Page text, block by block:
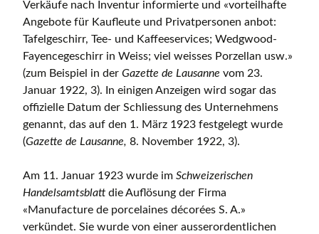
Verkäufe nach Inventur informierte und «vorteilhafte
Angebote für Kaufleute und Privatpersonen anbot:
Tafelgeschirr, Tee- und Kaffeeservices; Wedgwood-
Fayencegeschirr in Weiss; viel weisses Porzellan usw.»
(zum Beispiel in der Gazette de Lausanne vom 23.
Januar 1922, 3). In einigen Anzeigen wird sogar das
offizielle Datum der Schliessung des Unternehmens
genannt, das auf den 1. März 1923 festgelegt wurde
(Gazette de Lausanne, 8. November 1922, 3).
Am 11. Januar 1923 wurde im Schweizerischen
Handelsamtsblattdie Auflösung der Firma
«Manufacture de porcelaines décorées S. A.»
verkündet. Sie wurde von einer ausserordentlichen